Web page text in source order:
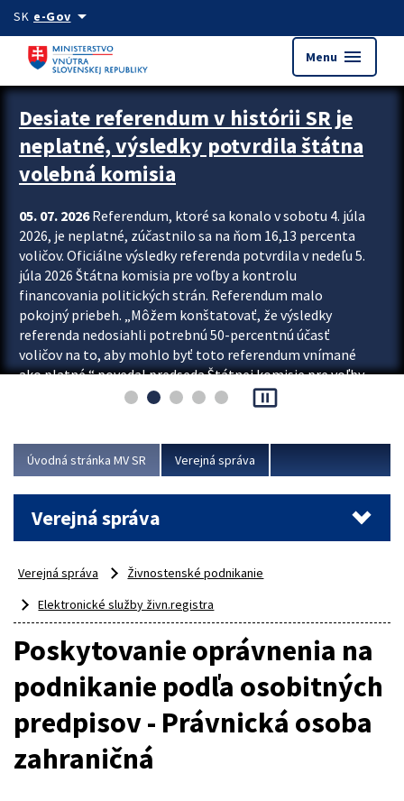
Preskocit na hlavný obsah
SK e-Govarrow_drop_down
Menu menu
Zastavit automatický posun upútavok
Desiate referendum v histórii SR je
neplatné, výsledky potvrdila štátna
volebná komisia
05. 07. 2026Referendum, ktoré sa konalo v sobotu 4. júla
2026, je neplatné, zúčastnilo sa na ňom 16,13 percenta
voličov. Oficiálne výsledky referenda potvrdila v nedeľu 5.
júla 2026 Štátna komisia pre voľby a kontrolu
financovania politických strán. Referendum malo
pokojný priebeh. „Môžem konštatovať, že výsledky
referenda nedosiahli potrebnú 50-percentnú účasť
voličov na to, aby mohlo byť toto referendum vnímané
ako platné,“ povedal predseda Štátnej komisie pre voľby
a kontrolu financovania politických...
pause_presentation
Úvodná stránka MV SR Verejná správa
Verejná správa
Verejná správa
Živnostenské podnikanie
Elektronické služby živn.registra
Poskytovanie oprávnenia na
podnikanie podľa osobitných
predpisov - Právnická osoba
zahraničná